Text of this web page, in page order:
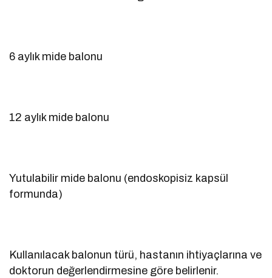
6 aylık mide balonu
12 aylık mide balonu
Yutulabilir mide balonu (endoskopisiz kapsül
formunda)
Kullanılacak balonun türü, hastanın ihtiyaçlarına ve
doktorun değerlendirmesine göre belirlenir.